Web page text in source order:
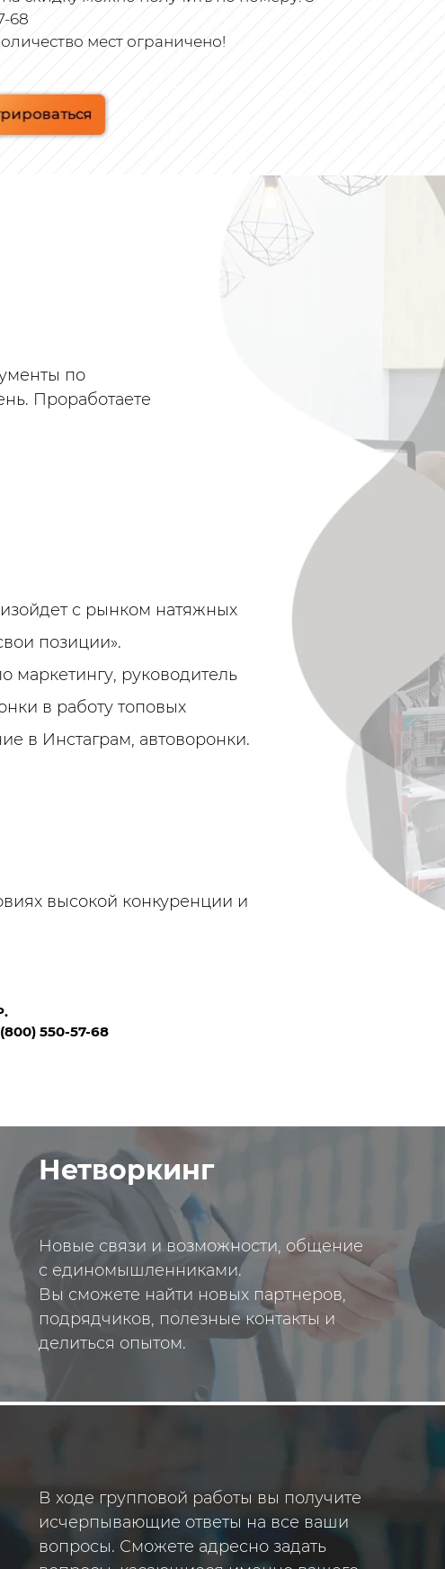
68
мест ограничено!
по
Проработаете
с рынком натяжных
позиции».
руководитель
в работу топовых
в Инстаграм, автоворонки.
высокой конкуренции и
550-57-68
Новые связи и возможности, общение
с единомышленниками.
Вы сможете найти новых партнеров,
подрядчиков, полезные контакты и
делиться опытом.
Нетворкинг
В ходе групповой работы вы получите
исчерпывающие ответы на все ваши
вопросы. Сможете адресно задать